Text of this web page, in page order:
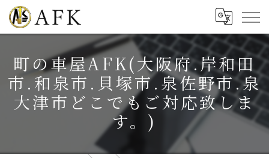
町の車屋AFK(大阪府.岸和田
市.和泉市.貝塚市.泉佐野市.泉
大津市どこでもご対応致しま
す。)